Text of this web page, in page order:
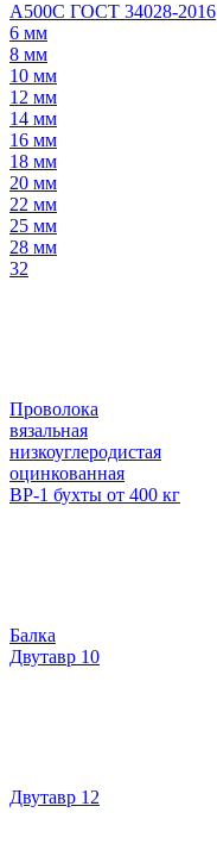
А500С ГОСТ 34028-2016
6 мм
8 мм
10 мм
12 мм
14 мм
16 мм
18 мм
20 мм
22 мм
25 мм
28 мм
32
Проволока
вязальная
низкоуглеродистая
оцинкованная
ВР-1 бухты от 400 кг
Балка
Двутавр 10
Двутавр 12